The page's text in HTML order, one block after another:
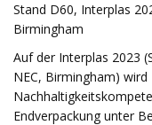
Stand D60, Interplas
Birmingham
Auf der Interplas 2023
NEC, Birmingham)
Endverpackung unter